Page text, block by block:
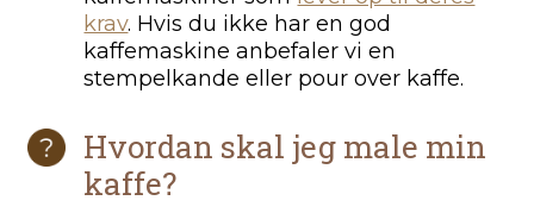
krav. Hvis du ikke har en god
kaffemaskine anbefaler vi en
stempelkande eller pour over kaffe.
Hvordan skal jeg male min
kaffe?